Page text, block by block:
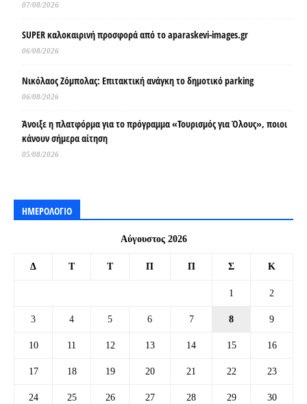
07/08/2026
SUPER καλοκαιρινή προσφορά από το aparaskevi-images.gr
06/08/2026
Νικόλαος Ζόμπολας: Επιτακτική ανάγκη το δημοτικό parking
06/08/2026
Άνοιξε η πλατφόρμα για το πρόγραμμα «Τουρισμός για Όλους», ποιοι
κάνουν σήμερα αίτηση
05/08/2026
ΗΜΕΡΟΛΟΓΙΟ
Αύγουστος 2026
Δ Τ Τ Π Π Σ Κ
1 2
3 4 5 6 7 8 9
10 11 12 13 14 15 16
17 18 19 20 21 22 23
24 25 26 27 28 29 30